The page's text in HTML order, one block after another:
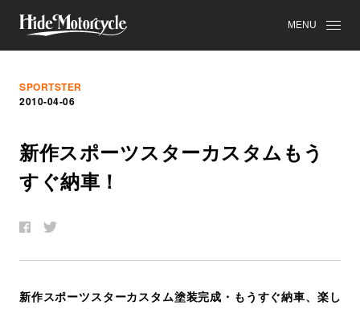
MENU
SPORTSTER
2010-04-06
新作スポーツスターカスタムもう
す ぐ納車 ！
新作スポーツスターカスタム塗装完成・もうすぐ納車、楽し